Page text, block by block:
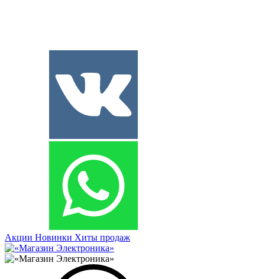
Акции Новинки Хиты продаж